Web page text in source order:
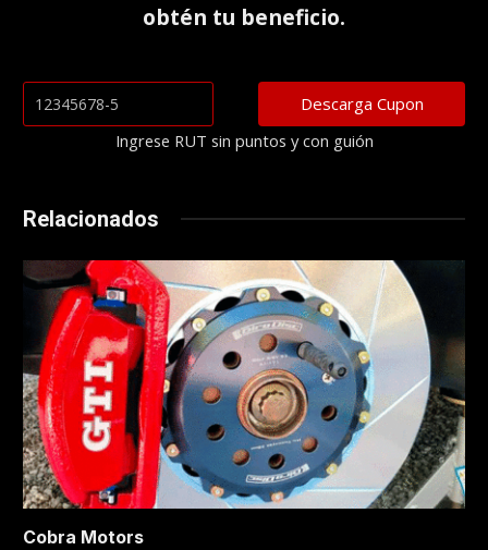
obtén tu beneficio.
Ingrese RUT sin puntos y con guión
Relacionados
Cobra Motors